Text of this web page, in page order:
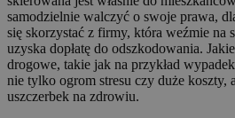
samodzielnie walczyć o swoje prawa,
się skorzystać z firmy, która weźmie na
uzyska dopłatę do odszkodowania.
drogowe, takie jak na przykład
nie tylko ogrom stresu czy duże koszty,
uszczerbek na zdrowiu.